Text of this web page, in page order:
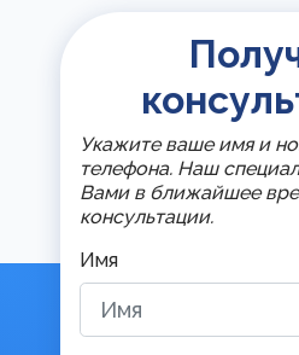
Укажите ваше имя и
телефона. Наш
Вами в ближайшее
консультации.
Имя